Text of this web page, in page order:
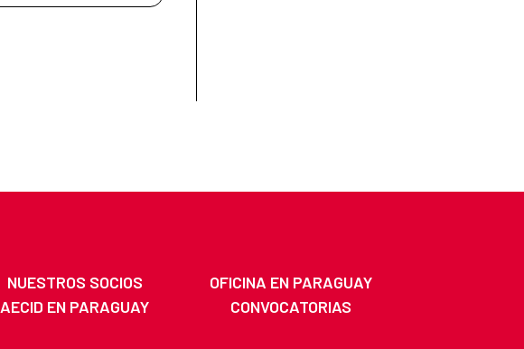
NUESTROS SOCIOS
OFICINA EN PARAGUAY
AECID EN PARAGUAY
CONVOCATORIAS